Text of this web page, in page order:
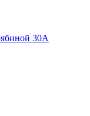
30А